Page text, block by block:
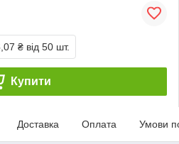
₴ від 50 шт.
Купити
Доставка Оплата Умови